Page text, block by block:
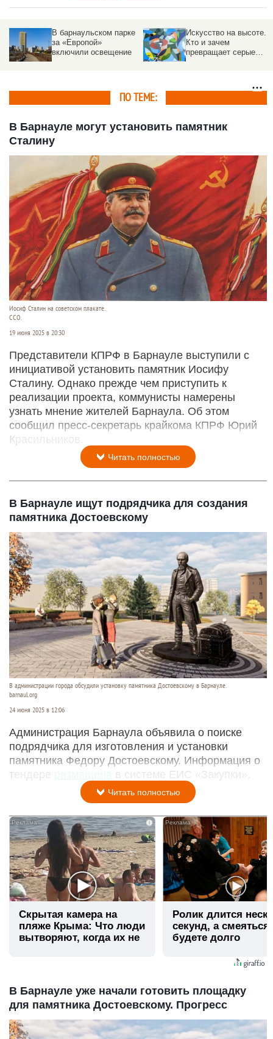
В барнаульском парке
за «Европой»
включили освещение
Искусство на высоте.
Кто и зачем
превращает серые
ПО ТЕМЕ:
В Барнауле могут установить памятник
Сталину
Иосиф Сталин на советском плакате.
ССО.
19 июня 2025 в 20:30
Представители КПРФ в Барнауле выступили с
инициативой установить памятник Иосифу
Сталину. Однако прежде чем приступить к
реализации проекта, коммунисты намерены
узнать мнение жителей Барнаула. Об этом
сообщил пресс-секретарь крайкома КПРФ Юрий
Красильников.
Читать полностью
В Барнауле ищут подрядчика для создания
памятника Достоевскому
В администрации города обсудили установку памятника Достоевскому в Барнауле.
barnaul.org
24 июня 2025 в 12:06
Администрация Барнаула объявила о поиске
подрядчика для изготовления и установки
памятника Федору Достоевскому. Информация о
тендере
в системе ЕИС «Закупки».
Читать полностью
i
Скрытая камера на
пляже Крыма: Что люди
вытворяют, когда их не
Ролик длится
секунд, а
будете долго
В Барнауле уже начали готовить площадку
для памятника Достоевскому. Прогресс